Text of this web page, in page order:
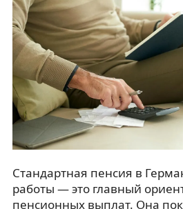
Стандартная пенсия в
работы — это главный
пенсионных выплат. Она